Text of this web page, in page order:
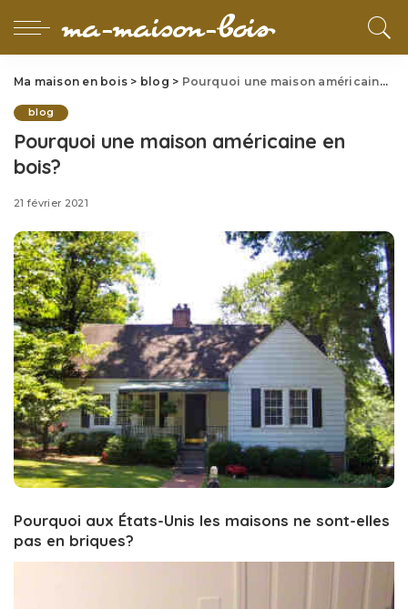
Ma maison en bois > blog > Pourquoi une maison américaine en bois?
blog
Pourquoi une maison américaine en
bois?
21 février 2021
Pourquoi aux États-Unis les maisons ne sont-elles
pas en briques?